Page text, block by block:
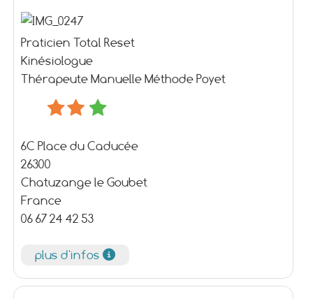
Praticien Total Reset
Kinésiologue
Thérapeute Manuelle Méthode Poyet
6C Place du Caducée
26300
Chatuzange le Goubet
France
06 67 24 42 53
plus d'infos